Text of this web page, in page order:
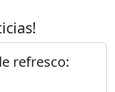
refresco: